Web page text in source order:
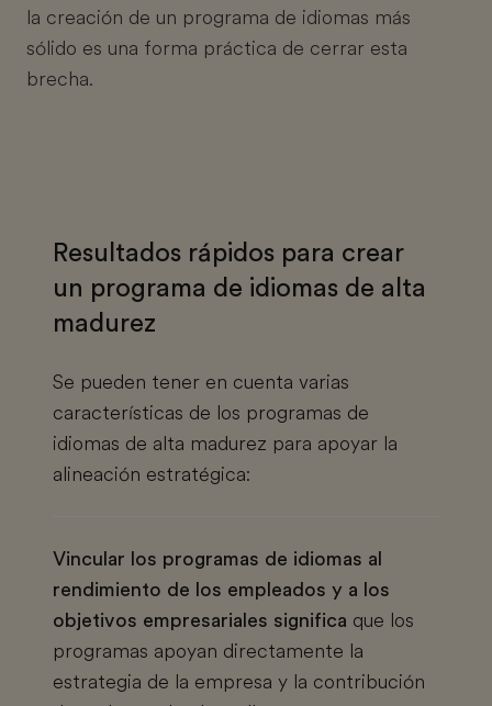
la creación de un programa de idiomas más
sólido es una forma práctica de cerrar esta
brecha.
Resultados rápidos para crear
un programa de idiomas de alta
madurez
Se pueden tener en cuenta varias
características de los programas de
idiomas de alta madurez para apoyar la
alineación estratégica:
Vincular los programas de idiomas al
rendimiento de los empleados y a los
objetivos empresariales significa que los
programas apoyan directamente la
estrategia de la empresa y la contribución